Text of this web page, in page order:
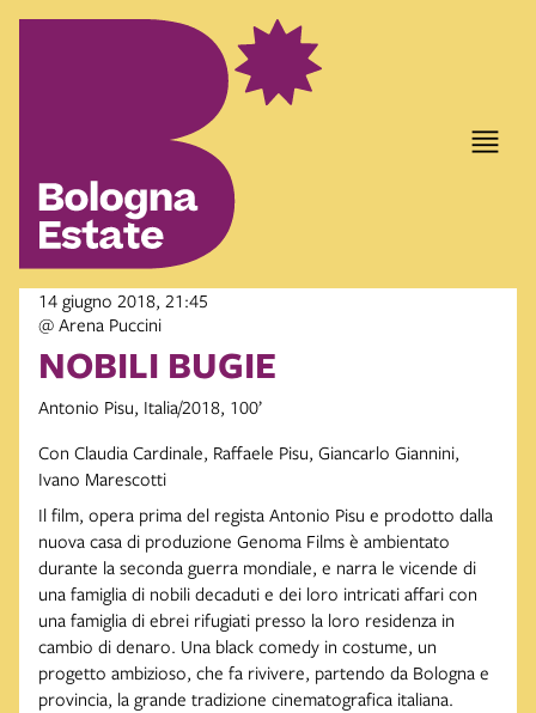
14 giugno 2018, 21:45
@ Arena Puccini
NOBILI BUGIE
Antonio Pisu, Italia/2018, 100’
Con Claudia Cardinale, Raffaele Pisu, Giancarlo Giannini,
Ivano Marescotti
Il film, opera prima del regista Antonio Pisu e prodotto dalla
nuova casa di produzione Genoma Films è ambientato
durante la seconda guerra mondiale, e narra le vicende di
una famiglia di nobili decaduti e dei loro intricati affari con
una famiglia di ebrei rifugiati presso la loro residenza in
cambio di denaro. Una black comedy in costume, un
progetto ambizioso, che fa rivivere, partendo da Bologna e
provincia, la grande tradizione cinematografica italiana.